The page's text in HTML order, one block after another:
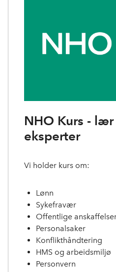
NHO Kurs - lær
eksperter
Vi holder kurs om:
Lønn
Sykefravær
Offentlige
Personalsaker
Konflikthåndtering
HMS og arbeidsmiljø
Personvern